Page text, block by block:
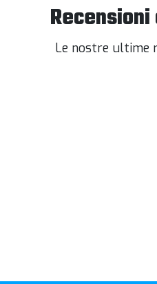
Le nostre ultime